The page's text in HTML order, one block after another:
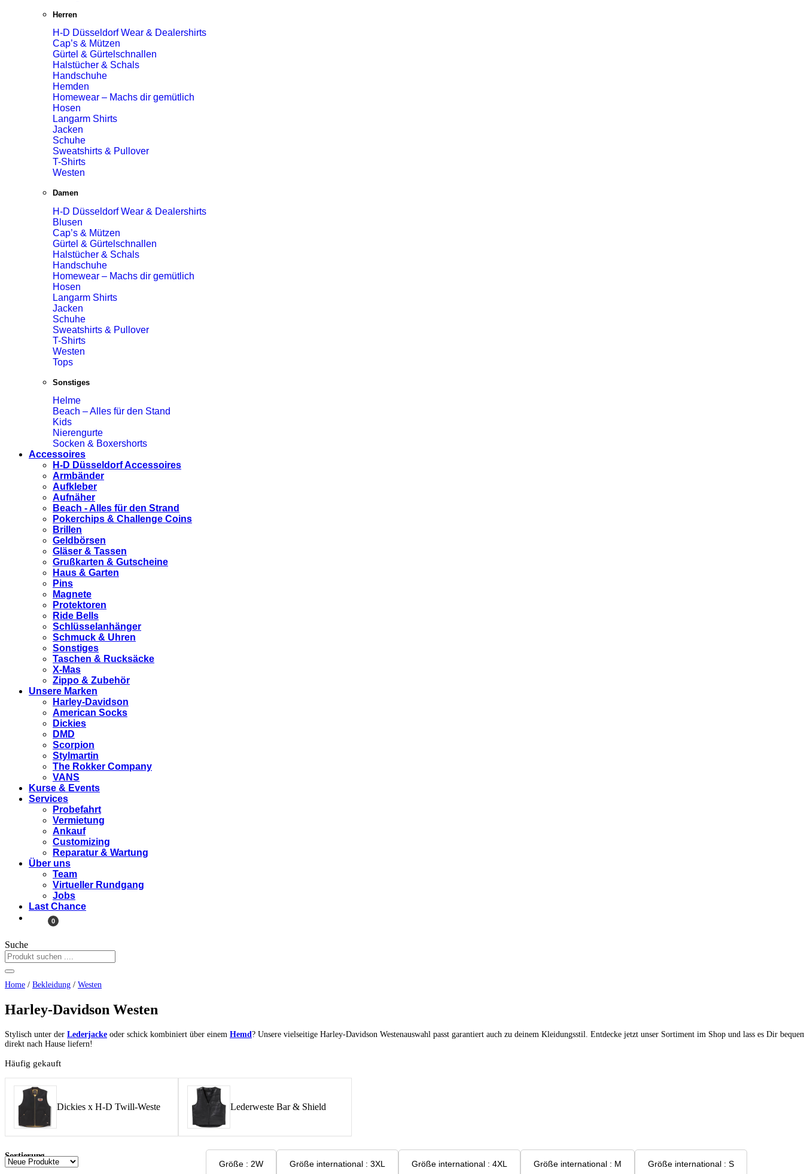
Herren
H-D Düsseldorf Wear & Dealershirts
Cap’s & Mützen
Gürtel & Gürtelschnallen
Halstücher & Schals
Handschuhe
Hemden
Homewear – Machs dir gemütlich
Hosen
Langarm Shirts
Jacken
Schuhe
Sweatshirts & Pullover
T-Shirts
Westen
Damen
H-D Düsseldorf Wear & Dealershirts
Blusen
Cap’s & Mützen
Gürtel & Gürtelschnallen
Halstücher & Schals
Handschuhe
Homewear – Machs dir gemütlich
Hosen
Langarm Shirts
Jacken
Schuhe
Sweatshirts & Pullover
T-Shirts
Westen
Tops
Sonstiges
Helme
Beach – Alles für den Stand
Kids
Nierengurte
Socken & Boxershorts
Accessoires
H-D Düsseldorf Accessoires
Armbänder
Aufkleber
Aufnäher
Beach - Alles für den Strand
Pokerchips & Challenge Coins
Brillen
Geldbörsen
Gläser & Tassen
Grußkarten & Gutscheine
Haus & Garten
Pins
Magnete
Protektoren
Ride Bells
Schlüsselanhänger
Schmuck & Uhren
Sonstiges
Taschen & Rucksäcke
X-Mas
Zippo & Zubehör
Unsere Marken
Harley-Davidson
American Socks
Dickies
DMD
Scorpion
Stylmartin
The Rokker Company
VANS
Kurse & Events
Services
Probefahrt
Vermietung
Ankauf
Customizing
Reparatur & Wartung
Über uns
Team
Virtueller Rundgang
Jobs
Last Chance
0
Suche
Home / Bekleidung / Westen
Harley-Davidson Westen
Stylisch unter der Lederjacke oder schick kombiniert über einem Hemd? Unsere vielseitige Harley-Davidson Westenauswahl passt garantiert auch zu deinem Kleidungsstil. Entdecke jetzt unser Sortiment im Shop und lass es Dir
direkt nach Hause liefern!
Häufig gekauft
Dickies x H-D Twill-Weste Lederweste Bar & Shield
Sortierung
Größe : 2W Größe international : 3XL Größe international : 4XL Größe international : M Größe international : S